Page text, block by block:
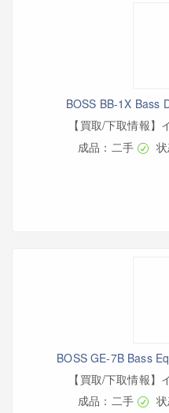
BOSS BB-1X Bass
【買取/下取情報】
成品：二手
BOSS GE-7B Bass
【買取/下取情報】
成品：二手